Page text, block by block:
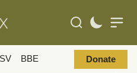
BBE Donate